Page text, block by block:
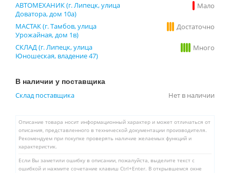
АВТОМЕХАНИК (г. Липецк, улица
Доватора, дом 10а)
Мало
МАСТАК (г. Тамбов, улица
Урожайная, дом 1в)
Достаточно
СКЛАД (г. Липецк, улица
Юношеская, владение 47)
Много
В наличии у поставщика
Склад поставщика Нет в наличии
Описание товара носит информационный характер и может отличаться от
описания, представленного в технической документации производителя.
Рекомендуем при покупке проверять наличие желаемых функций и
характеристик.
Если Вы заметили ошибку в описании, пожалуйста, выделите текст с
ошибкой и нажмите сочетание клавиш Ctrl+Enter. В открывшемся окне